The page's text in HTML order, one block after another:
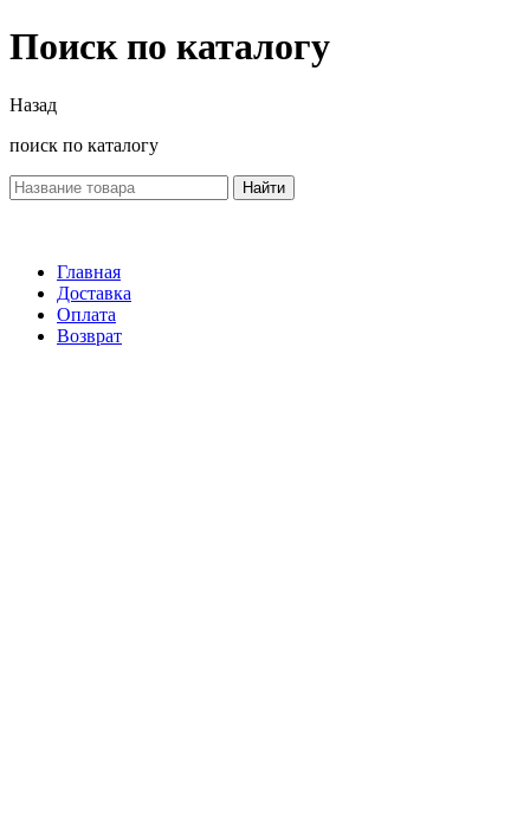
Поиск по каталогу
Назад
поиск по каталогу
Найти
Главная
Доставка
Оплата
Возврат